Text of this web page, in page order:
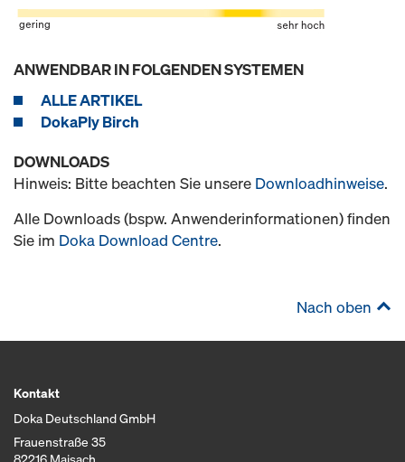
ANWENDBAR IN FOLGENDEN SYSTEMEN
ALLE ARTIKEL
DokaPly Birch
DOWNLOADS
Hinweis: Bitte beachten Sie unsere Downloadhinweise.
Alle Downloads (bspw. Anwenderinformationen) finden
Sie im Doka Download Centre.
Nach oben
Kontakt
Doka Deutschland GmbH
Frauenstraße 35